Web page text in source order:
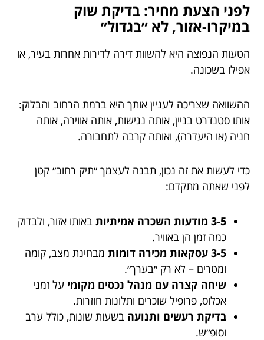
לפני הצעת מחיר: בדיקת שוק
במיקרו-אזור, לא ״בגדול״
הטעות הנפוצה היא להשוות דירה לדירות אחרות בעיר, או
אפילו בשכונה.
ההשוואה שצריכה לעניין אותך היא ברמת הרחוב והבלוק:
אותו סטנדרט בניין, אותה נגישות, אותה אווירה, אותה
חניה (או היעדרה), ואותה קרבה לתחבורה.
כדי לעשות את זה נכון, תבנה לעצמך ״תיק רחוב״ קטן
לפני שאתה מתקדם:
3-5 מודעות השכרה אמיתיות
באותו אזור, ולבדוק
כמה זמן הן באוויר.
3-5 עסקאות מכירה דומות
מבחינת מצב, קומה
ומטרים – לא רק ״בערך״.
שיחה קצרה עם מנהל נכסים מקומי על זמני
אכלוס, פרופיל שוכרים ותלונות חוזרות.
בדיקת רעשים ותנועה בשעות שונות, כולל ערב
וסופ״ש.